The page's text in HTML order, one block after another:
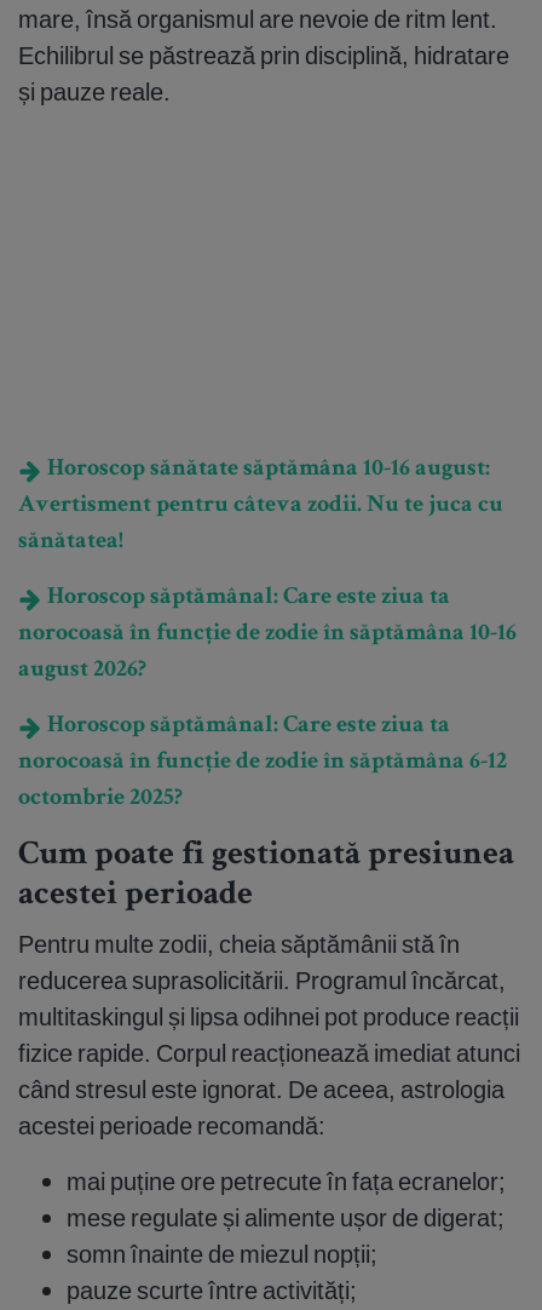
mare, însă organismul are nevoie de ritm lent.
Echilibrul se păstrează prin disciplină, hidratare
și pauze reale.
Horoscop sănătate săptămâna 10-16 august:
Avertisment pentru câteva zodii. Nu te juca cu
sănătatea!
Horoscop săptămânal: Care este ziua ta
norocoasă în funcție de zodie în săptămâna 10-16
august 2026?
Horoscop săptămânal: Care este ziua ta
norocoasă în funcție de zodie în săptămâna 6-12
octombrie 2025?
Cum poate fi gestionată presiunea
acestei perioade
Pentru multe zodii, cheia săptămânii stă în
reducerea suprasolicitării. Programul încărcat,
multitaskingul și lipsa odihnei pot produce reacții
fizice rapide. Corpul reacționează imediat atunci
când stresul este ignorat. De aceea, astrologia
acestei perioade recomandă:
mai puține ore petrecute în fața ecranelor;
mese regulate și alimente ușor de digerat;
somn înainte de miezul nopții;
pauze scurte între activități;